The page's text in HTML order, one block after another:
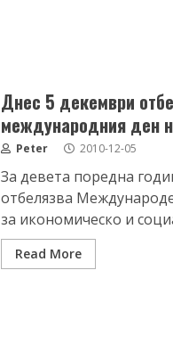
Днес 5 декември
международния ден
Peter 2010-12-05
За девета поредна
отбелязва
за икономическо и
Read More